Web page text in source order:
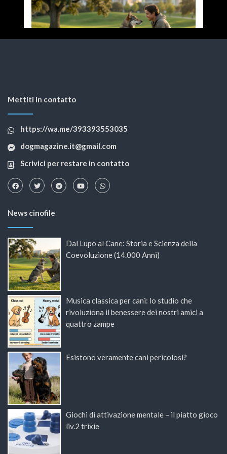
Mettiti in contatto
https://wa.me/393393553035
dogmagazine.it@gmail.com
Scrivici per restare in contatto
News cinofile
Dal Lupo al Cane: Storia e Scienza della
Coevoluzione (14.000 Anni)
Musica classica per cani: lo studio che
rivoluziona il benessere dei nostri amici a
quattro zampe
Esistono veramente cani pericolosi?
Giochi di attivazione mentale – il piatto gioco
liv.2 trixie